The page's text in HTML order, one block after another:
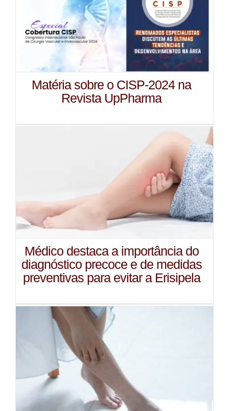
Matéria sobre o CISP-2024 na
Revista UpPharma
Médico destaca a importância do
diagnóstico precoce e de medidas
preventivas para evitar a Erisipela